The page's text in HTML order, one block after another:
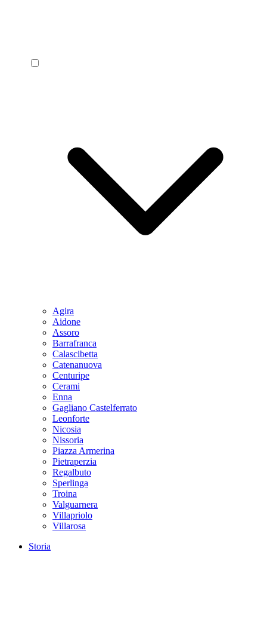
Agira
Aidone
Assoro
Barrafranca
Calascibetta
Catenanuova
Centuripe
Cerami
Enna
Gagliano Castelferrato
Leonforte
Nicosia
Nissoria
Piazza Armerina
Pietraperzia
Regalbuto
Sperlinga
Troina
Valguarnera
Villapriolo
Villarosa
Storia